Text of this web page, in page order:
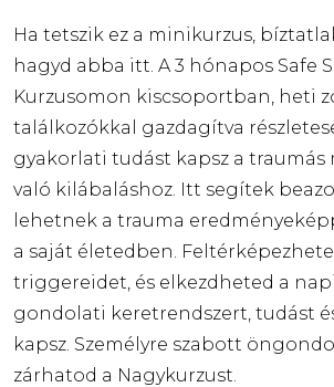
Ha tetszik ez a minikurzus,
hagyd abba itt. A 3 hónapos Safe
Kurzusomon kiscsoportban, heti
találkozókkal gazdagítva
gyakorlati tudást kapsz a traumás
való kilábaláshoz. Itt segítek
lehetnek a trauma
a saját életedben.
triggereidet, és elkezdheted a
gondolati keretrendszert, tudást
kapsz. Személyre szabott
zárhatod a Nagykurzust.